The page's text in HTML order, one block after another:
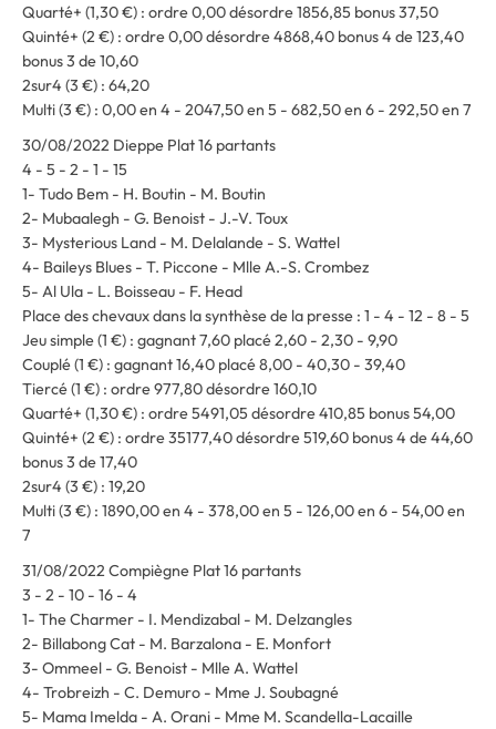
Quarté+ (1,30 €) : ordre 0,00 désordre 1856,85 bonus 37,50
Quinté+ (2 €) : ordre 0,00 désordre 4868,40 bonus 4 de 123,40
bonus 3 de 10,60
2sur4 (3 €) : 64,20
Multi (3 €) : 0,00 en 4 - 2047,50 en 5 - 682,50 en 6 - 292,50 en 7
30/08/2022 Dieppe Plat 16 partants
4 - 5 - 2 - 1 - 15
1- Tudo Bem - H. Boutin - M. Boutin
2- Mubaalegh - G. Benoist - J.-V. Toux
3- Mysterious Land - M. Delalande - S. Wattel
4- Baileys Blues - T. Piccone - Mlle A.-S. Crombez
5- Al Ula - L. Boisseau - F. Head
Place des chevaux dans la synthèse de la presse : 1 - 4 - 12 - 8 - 5
Jeu simple (1 €) : gagnant 7,60 placé 2,60 - 2,30 - 9,90
Couplé (1 €) : gagnant 16,40 placé 8,00 - 40,30 - 39,40
Tiercé (1 €) : ordre 977,80 désordre 160,10
Quarté+ (1,30 €) : ordre 5491,05 désordre 410,85 bonus 54,00
Quinté+ (2 €) : ordre 35177,40 désordre 519,60 bonus 4 de 44,60
bonus 3 de 17,40
2sur4 (3 €) : 19,20
Multi (3 €) : 1890,00 en 4 - 378,00 en 5 - 126,00 en 6 - 54,00 en
7
31/08/2022 Compiègne Plat 16 partants
3 - 2 - 10 - 16 - 4
1- The Charmer - I. Mendizabal - M. Delzangles
2- Billabong Cat - M. Barzalona - E. Monfort
3- Ommeel - G. Benoist - Mlle A. Wattel
4- Trobreizh - C. Demuro - Mme J. Soubagné
5- Mama Imelda - A. Orani - Mme M. Scandella-Lacaille